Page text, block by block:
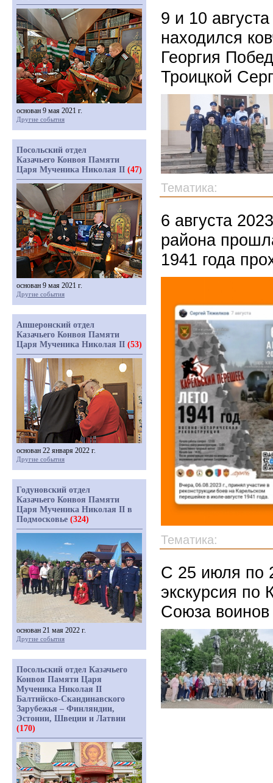
9 и 10
находился
Георгия
Троицкой
Тематика:
6 августа
района
1941 года
Тематика:
С 25 июля по
экскурсия по
Союза
основан 9 мая 2021 г.
Другие события
Посольский отдел
Казачьего Конвоя Памяти
Царя Мученика Николая II (47)
основан 9 мая 2021 г.
Другие события
Апшеронский отдел
Казачьего Конвоя Памяти
Царя Мученика Николая II (53)
основан 22 января 2022 г.
Другие события
Годуновский отдел
Казачьего Конвоя Памяти
Царя Мученика Николая II в
Подмосковье (324)
основан 21 мая 2022 г.
Другие события
Посольский отдел Казачьего
Конвоя Памяти Царя
Мученика Николая II
Балтийско-Скандинавского
Зарубежья – Финляндии,
Эстонии, Швеции и Латвии
(170)